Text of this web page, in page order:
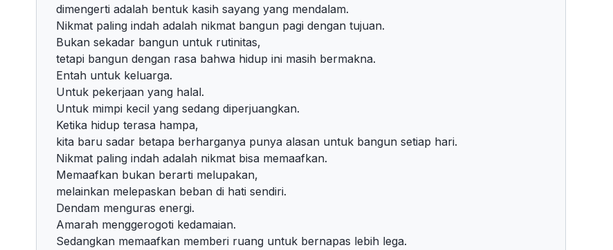
dimengerti adalah bentuk kasih sayang yang mendalam.
Nikmat paling indah adalah nikmat bangun pagi dengan tujuan.
Bukan sekadar bangun untuk rutinitas,
tetapi bangun dengan rasa bahwa hidup ini masih bermakna.
Entah untuk keluarga.
Untuk pekerjaan yang halal.
Untuk mimpi kecil yang sedang diperjuangkan.
Ketika hidup terasa hampa,
kita baru sadar betapa berharganya punya alasan untuk bangun setiap hari.
Nikmat paling indah adalah nikmat bisa memaafkan.
Memaafkan bukan berarti melupakan,
melainkan melepaskan beban di hati sendiri.
Dendam menguras energi.
Amarah menggerogoti kedamaian.
Sedangkan memaafkan memberi ruang untuk bernapas lebih lega.